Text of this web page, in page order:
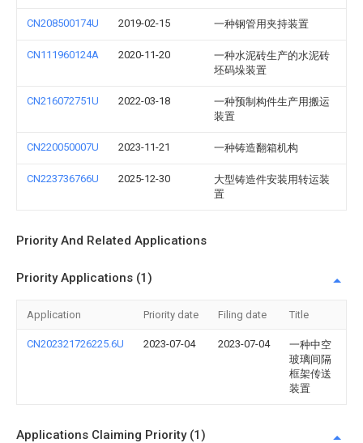
CN208500174U 2019-02-15 一种钢管用夹持装置
CN111960124A 2020-11-20
一种水泥砖生产的水泥砖
坯码垛装置
CN216072751U 2022-03-18
一种预制构件生产用搬运
装置
CN220050007U 2023-11-21 一种铸造翻箱机构
CN223736766U 2025-12-30
大型铸造件安装用转运装
置
Priority And Related Applications
Priority Applications (1)
Application Priority date Filing date Title
CN202321726225.6U 2023-07-04 2023-07-04
一种中空
玻璃间隔
框架传送
装置
Applications Claiming Priority (1)